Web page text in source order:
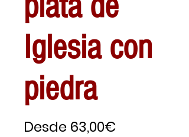
Iglesia con
piedra
Desde 63,00€